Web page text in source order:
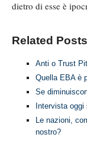
dietro di esse è
Related
Anti o Trust
Quella EBA è
Se
Intervista
Le nazioni,
nostro?